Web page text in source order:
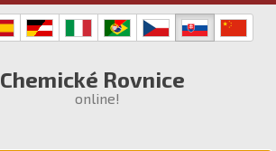
Chemické Rovnice
online!